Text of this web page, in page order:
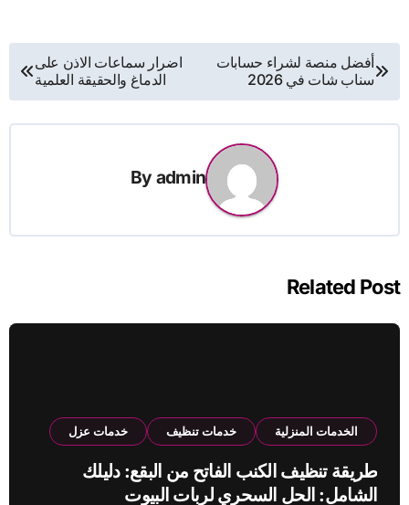
تصفّح
المقالات
أفضل منصة لشراء حسابات
سناب شات في 2026
اضرار سماعات الاذن على
الدماغ والحقيقة العلمية
By admin
Related Post
الخدمات المنزلية خدمات تنظيف خدمات عزل
طريقة تنظيف الكنب الفاتح من البقع: دليلك
الشامل: الحل السحري لربات البيوت